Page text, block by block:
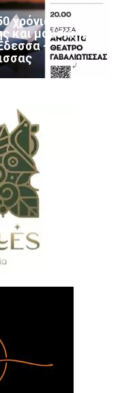
χρόνια
και μουσικής
–